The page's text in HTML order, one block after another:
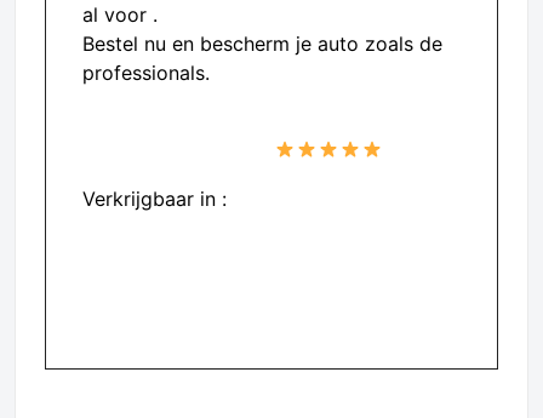
al voor .
Bestel nu en bescherm je auto zoals de
professionals.
Verkrijgbaar in :